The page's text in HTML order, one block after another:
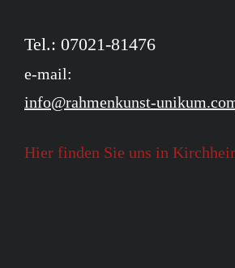
Tel.: 07021-81476
e-mail:
info@rahmenkunst-
Hier finden Sie uns in